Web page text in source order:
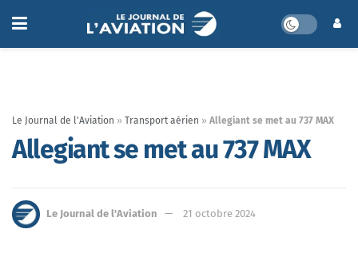
Le Journal de l'Aviation » Transport aérien » Allegiant se met au 737 MAX
Allegiant se met au 737 MAX
Le Journal de l'Aviation 21 octobre 2024